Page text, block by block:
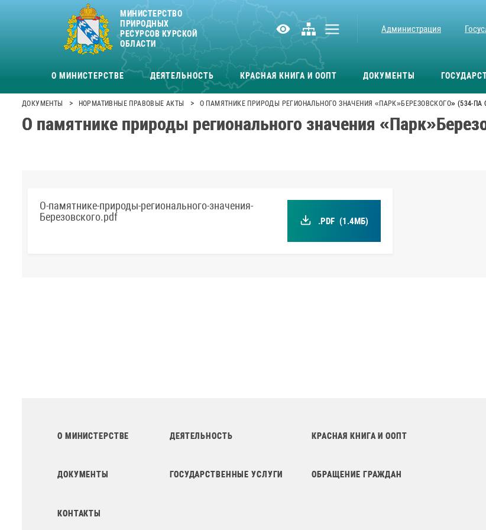
МИНИСТЕРСТВО
ПРИРОДНЫХ
РЕСУРСОВ КУРСКОЙ
ОБЛАСТИ
Администрация
О МИНИСТЕРСТВЕ ДЕЯТЕЛЬНОСТЬ КРАСНАЯ КНИГА И ООПТ ДОКУМЕНТЫ
ДОКУМЕНТЫ > НОРМАТИВНЫЕ ПРАВОВЫЕ АКТЫ > О ПАМЯТНИКЕ ПРИРОДЫ РЕГИОНАЛЬНОГО ЗНАЧЕНИЯ «ПАРК»БЕРЕЗОВСКОГО» (534-ПА
О памятнике природы регионального значения
О-памятнике-природы-регионального-значения-
Березовского.pdf
.PDF (1.4МБ)
О МИНИСТЕРСТВЕ ДЕЯТЕЛЬНОСТЬ КРАСНАЯ КНИГА И ООПТ
ДОКУМЕНТЫ ГОСУДАРСТВЕННЫЕ УСЛУГИ ОБРАЩЕНИЕ ГРАЖДАН
КОНТАКТЫ